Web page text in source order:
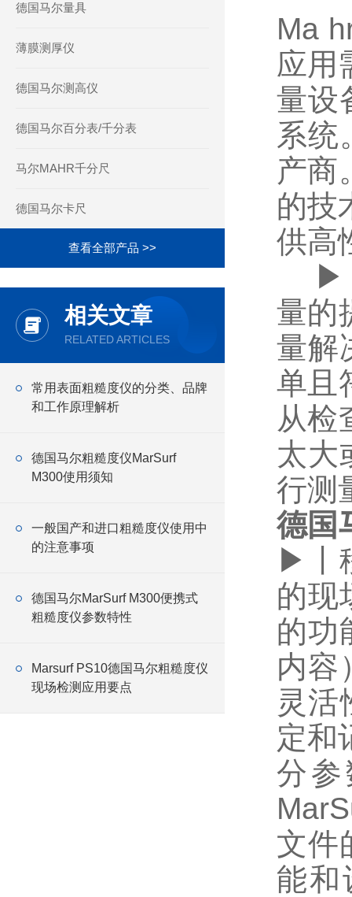
德国马尔量具
薄膜测厚仪
德国马尔测高仪
德国马尔百分表/千分表
马尔MAHR千分尺
德国马尔卡尺
查看全部产品 >>
相关文章
RELATED ARTICLES
常用表面粗糙度仪的分类、品牌
和工作原理解析
德国马尔粗糙度仪MarSurf
M300使用须知
一般国产和进口粗糙度仪使用中
的注意事项
德国马尔MarSurf M300便携式
粗糙度仪参数特性
Marsurf PS10德国马尔粗糙度仪
现场检测应用要点
Ma
应用
量设
系统
产商
的技
供高
▶丨
量的
量解
单且
从检
太大
行测
德国
▶丨
的现
的功
内容
灵活
定和
分
文件
能和